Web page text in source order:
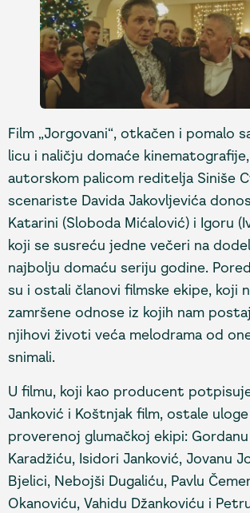
Film „Jorgovani“, otkačen i pomalo
licu i naličju domaće
autorskom palicom reditelja Siniše
scenariste Davida Jakovljevića
Katarini (Sloboda Mićalović) i Igoru
koji se susreću jedne večeri na
najbolju domaću seriju godine.
su i ostali članovi filmske ekipe, koji
zamršene odnose iz kojih nam
njihovi životi veća melodrama od
snimali.
U filmu, koji kao producent
Janković i Koštnjak film, ostale
proverenoj glumačkoj ekipi:
Karadžiću, Isidori Janković, Jovanu
Bjelici, Nebojši Dugaliću, Pavlu
Okanoviću, Vahidu Džankoviću i